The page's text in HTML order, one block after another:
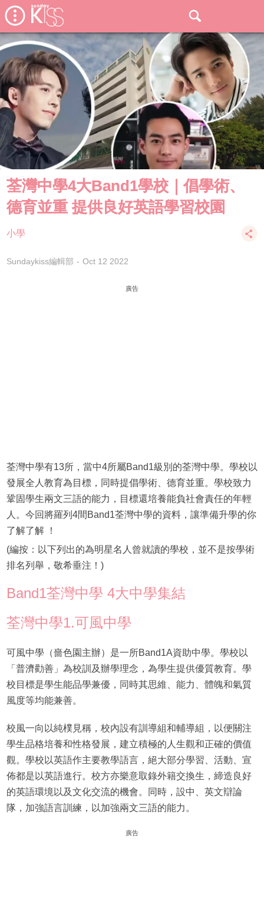
荃灣中學4大Band1學校｜倡學術、
德育並重 提供良好英語學習校園
小學
Sundaykiss編輯部 Oct 12 2022
廣告
荃灣中學有13所，當中4所屬Band1級別的荃灣中學。學校以
發展全人教育為目標，同時提倡學術、德育並重。學校致力
鞏固學生兩文三語的能力，目標還培養能負社會責任的年輕
人。今回將羅列4間Band1荃灣中學的資料，讓準備升學的你
了解了解 ！
(編按：以下列出的為明星名人曾就讀的學校，並不是按學術
排名列舉，敬希垂注！)
Band1荃灣中學 4大中學集結
荃灣中學1.可風中學
可風中學（嗇色園主辦）是一所Band1A資助中學。學校以
「普濟勸善」為校訓及辦學理念，為學生提供優質教育。學
校目標是學生能品學兼優，同時其思維、能力、體魄和氣質
風度等均能兼善。
校風一向以純樸見稱，校內設有訓導組和輔導組，以便關注
學生品格培養和性格發展，建立積極的人生觀和正確的價值
觀。學校以英語作主要教學語言，絕大部分學習、活動、宣
佈都是以英語進行。校方亦樂意取錄外籍交換生，締造良好
的英語環境以及文化交流的機會。同時，設中、英文辯論
隊，加強語言訓練，以加強兩文三語的能力。
廣告